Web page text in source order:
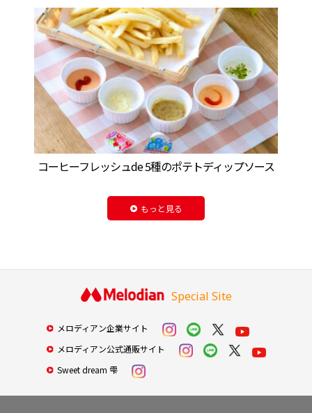
コーヒーフレッシュde 5種のポテトディップソース
もっと見る
Special Site
メロディアン企業サイト
メロディアン公式通販サイト
Sweet dream 雫